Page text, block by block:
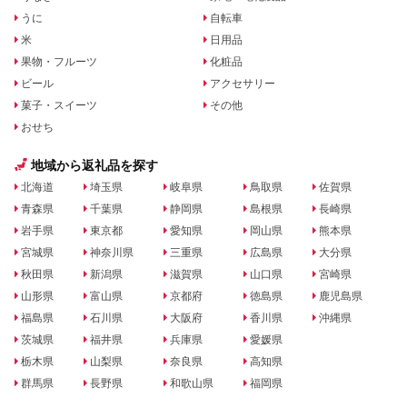
うに
米
果物・フルーツ
ビール
菓子・スイーツ
おせち
自転車
日用品
化粧品
アクセサリー
その他
地域から返礼品を探す
北海道
青森県
岩手県
宮城県
秋田県
山形県
福島県
茨城県
栃木県
群馬県
埼玉県
千葉県
東京都
神奈川県
新潟県
富山県
石川県
福井県
山梨県
長野県
岐阜県
静岡県
愛知県
三重県
滋賀県
京都府
大阪府
兵庫県
奈良県
和歌山県
鳥取県
島根県
岡山県
広島県
山口県
徳島県
香川県
愛媛県
高知県
福岡県
佐賀県
長崎県
熊本県
大分県
宮崎県
鹿児島県
沖縄県